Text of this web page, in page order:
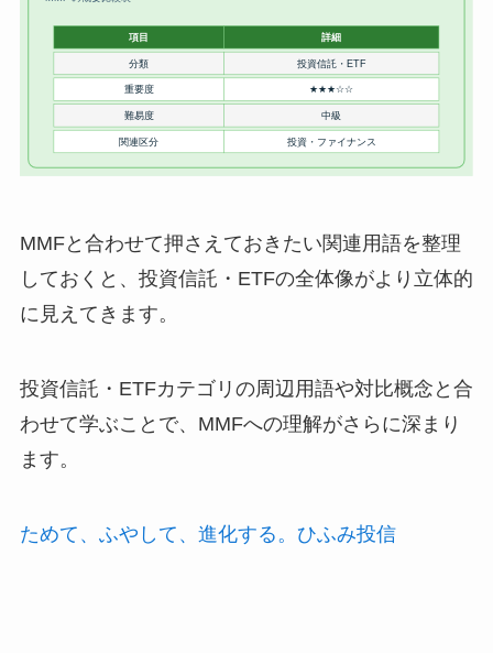
MMFと合わせて押さえておきたい関連用語を整理
しておくと、投資信託・ETFの全体像がより立体的
に見えてきます。
投資信託・ETFカテゴリの周辺用語や対比概念と合
わせて学ぶことで、MMFへの理解がさらに深まり
ます。
ためて、ふやして、進化する。ひふみ投信